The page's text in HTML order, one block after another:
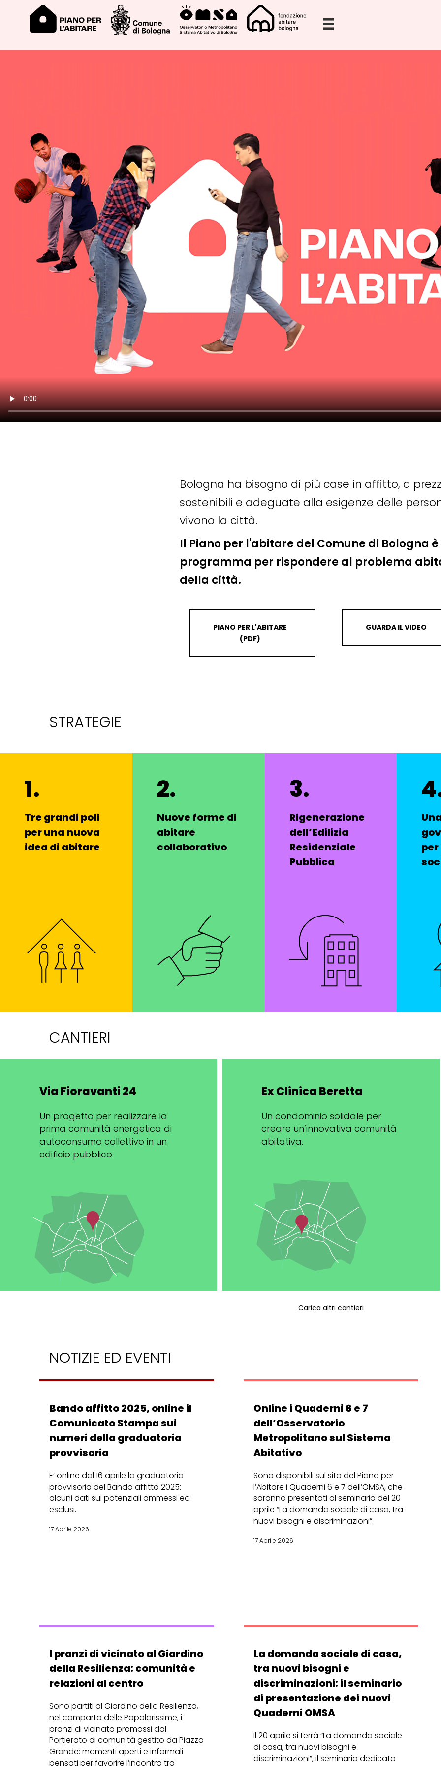
Bologna ha bisogno di più case in affitto, a
sostenibili e adeguate alla esigenze delle
vivono la città.
Il Piano per l'abitare del Comune di Bologna è
programma per rispondere al problema
della città.
PIANO PER L'ABITARE
(PDF)
GUARDA IL VIDEO
STRATEGIE
1.
Tre grandi poli
per una nuova
idea di abitare
2.
Nuove forme di
abitare
collaborativo
3.
Rigenerazione
dell’Edilizia
Residenziale
Pubblica
CANTIERI
Via Fioravanti 24
Un progetto per realizzare la
prima comunità energetica di
autoconsumo collettivo in un
edificio pubblico.
Ex Clinica Beretta
Un condominio solidale per
creare un’innovativa comunità
abitativa.
Carica altri cantieri
NOTIZIE ED EVENTI
Bando affitto 2025, online il
Comunicato Stampa sui
numeri della graduatoria
provvisoria
E’ online dal 16 aprile la graduatoria
provvisoria del Bando affitto 2025:
alcuni dati sui potenziali ammessi ed
esclusi.
17 Aprile 2026
Online i Quaderni 6 e 7
dell’Osservatorio
Metropolitano sul Sistema
Abitativo
Sono disponibili sul sito del Piano per
l’Abitare i Quaderni 6 e 7 dell’OMSA, che
saranno presentati al seminario del 20
aprile “La domanda sociale di casa, tra
nuovi bisogni e discriminazioni”.
17 Aprile 2026
I pranzi di vicinato al Giardino
della Resilienza: comunità e
relazioni al centro
Sono partiti al Giardino della Resilienza,
nel comparto delle Popolarissime, i
pranzi di vicinato promossi dal
Portierato di comunità gestito da Piazza
Grande: momenti aperti e informali
pensati per favorire l’incontro tra
La domanda sociale di casa,
tra nuovi bisogni e
discriminazioni: il seminario
di presentazione dei nuovi
Quaderni OMSA
Il 20 aprile si terrà “La domanda sociale
di casa, tra nuovi bisogni e
discriminazioni”, il seminario dedicato